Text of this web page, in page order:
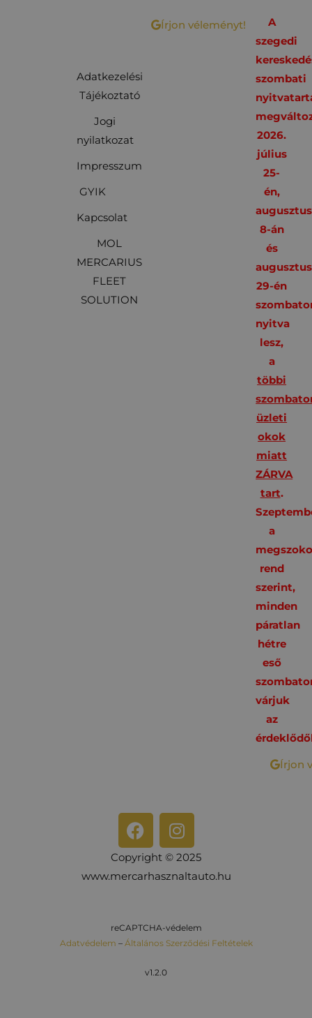
Adatkezelési
Tájékoztató
Jogi
nyilatkozat
Impresszum
GYIK
Kapcsolat
MOL
MERCARIUS
FLEET
SOLUTION
Írjon véleményt!
A
szegedi
szombati
2026.
július
25-
én,
augusztus
8-án
és
augusztus
29-én
nyitva
lesz,
a
többi
üzleti
okok
miatt
ZÁRVA
tart.
a
rend
szerint,
minden
páratlan
hétre
eső
várjuk
az
Írjon
Copyright © 2025
www.mercarhasznaltauto.hu
reCAPTCHA-védelem
Adatvédelem – Általános Szerződési Feltételek
v1.2.0